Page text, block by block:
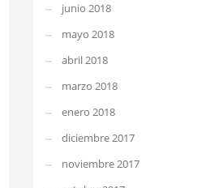
junio 2018
mayo 2018
abril 2018
marzo 2018
enero 2018
diciembre 2017
noviembre 2017